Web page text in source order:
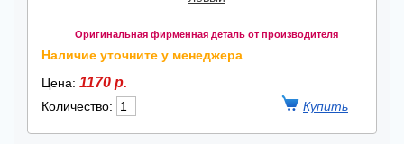
Оригинальная фирменная деталь от производителя
Наличие уточните у менеджера
Цена: 1170 р.
Количество: